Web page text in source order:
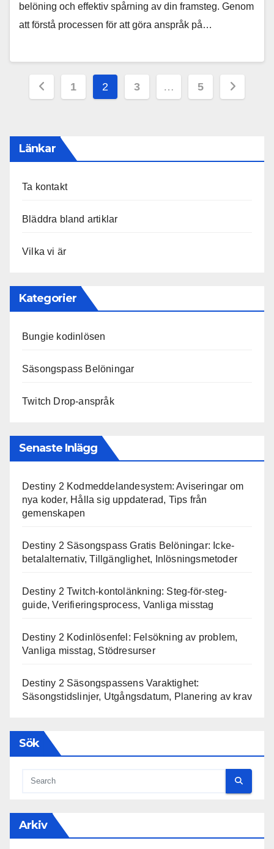
belöning och effektiv spårning av din framsteg. Genom
att förstå processen för att göra anspråk på…
Posts
1 2 3 … 5
Länkar
Ta kontakt
Bläddra bland artiklar
Vilka vi är
Kategorier
Bungie kodinlösen
Säsongspass Belöningar
Twitch Drop-anspråk
Senaste Inlägg
Destiny 2 Kodmeddelandesystem: Aviseringar om
nya koder, Hålla sig uppdaterad, Tips från
gemenskapen
Destiny 2 Säsongspass Gratis Belöningar: Icke-
betalalternativ, Tillgänglighet, Inlösningsmetoder
Destiny 2 Twitch-kontolänkning: Steg-för-steg-
guide, Verifieringsprocess, Vanliga misstag
Destiny 2 Kodinlösenfel: Felsökning av problem,
Vanliga misstag, Stödresurser
Destiny 2 Säsongspassens Varaktighet:
Säsongstidslinjer, Utgångsdatum, Planering av krav
Sök
Arkiv